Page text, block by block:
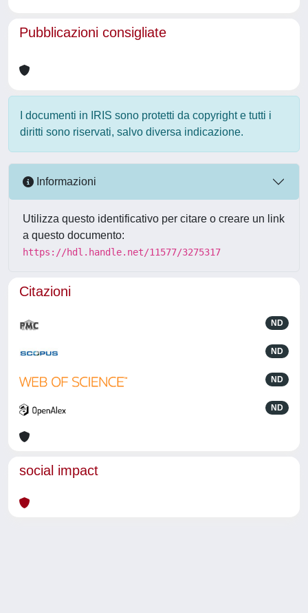
Pubblicazioni consigliate
I documenti in IRIS sono protetti da copyright e tutti i
diritti sono riservati, salvo diversa indicazione.
Informazioni
Utilizza questo identificativo per citare o creare un link
a questo documento:
https://hdl.handle.net/11577/3275317
Citazioni
ND
ND
ND
ND
social impact